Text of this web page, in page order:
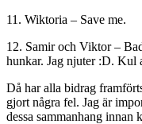
11. Wiktoria – Save me.
12. Samir och Viktor –
hunkar. Jag njuter :D. Kul
Då har alla bidrag
gjort några fel. Jag är
dessa sammanhang innan